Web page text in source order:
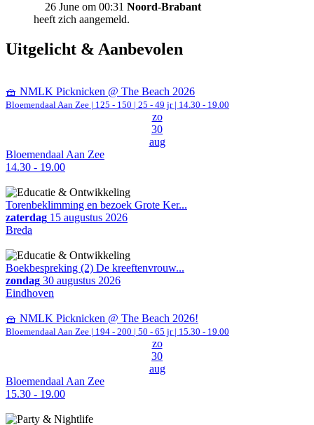
26 June om 00:31 Noord-Brabant
heeft zich aangemeld.
Uitgelicht & Aanbevolen
🧺 NMLK Picknicken @ The Beach 2026
Bloemendaal Aan Zee | 125 - 150 | 25 - 49 jr | 14.30 - 19.00
zo
30
aug
Bloemendaal Aan Zee
14.30 - 19.00
Torenbeklimming en bezoek Grote Ker...
zaterdag 15 augustus 2026
Breda
Boekbespreking (2) De kreeftenvrouw...
zondag 30 augustus 2026
Eindhoven
🧺 NMLK Picknicken @ The Beach 2026!
Bloemendaal Aan Zee | 194 - 200 | 50 - 65 jr | 15.30 - 19.00
zo
30
aug
Bloemendaal Aan Zee
15.30 - 19.00